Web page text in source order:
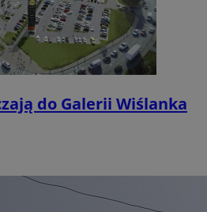
do Galerii Wiślanka